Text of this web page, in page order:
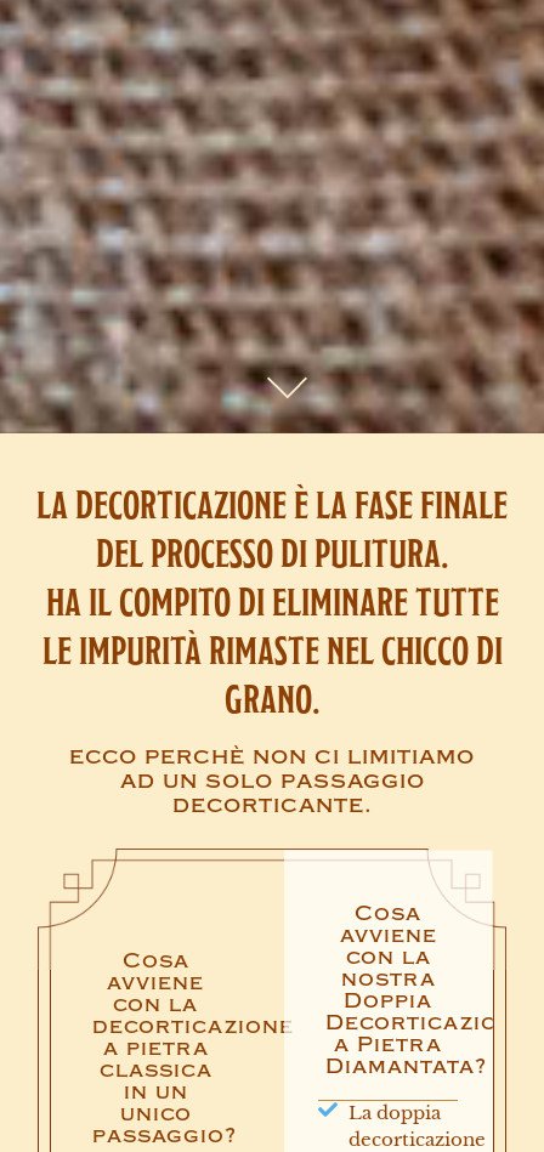
la decorticazione è la fase finale
del processo di pulitura.
ha il compito di eliminare tutte
le impurità rimaste nel chicco di
grano.
ecco perchè non ci limitiamo
ad un solo passaggio
decorticante.
Cosa
avviene
con la
decorticazione
a pietra
classica
in un
unico
passaggio?
Cosa
avviene
con la
nostra
Doppia
Decorticazione
a Pietra
Diamantata?
La doppia
decorticazione